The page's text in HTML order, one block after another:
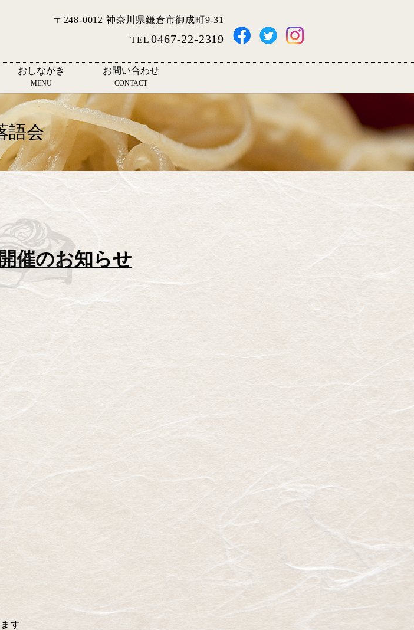
〒248-0012 神奈川県鎌倉市御成町9-31
TEL 0467-22-2319
おしながき
MENU
お問い合わせ
CONTACT
語会
催のお知らせ
す